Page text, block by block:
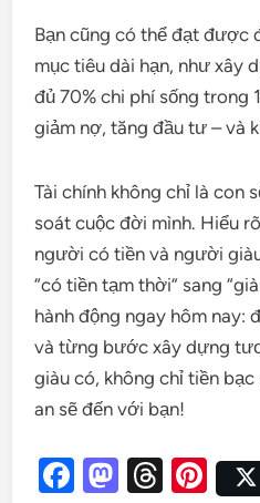
Bạn cũng có thể đạt được
mục tiêu dài hạn, như xây
đủ 70% chi phí sống trong
giảm nợ, tăng đầu tư – và
Tài chính không chỉ là con
soát cuộc đời mình. Hiểu
người có tiền và người
“có tiền tạm thời” sang
hành động ngay hôm nay:
và từng bước xây dựng
giàu có, không chỉ tiền
an sẽ đến với bạn!
Facebook